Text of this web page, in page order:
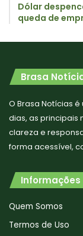
Dólar
queda de
Brasa
O Brasa Notícias
dias, as principais
clareza e
forma acessível,
Informações
Quem Somos
Termos de Uso